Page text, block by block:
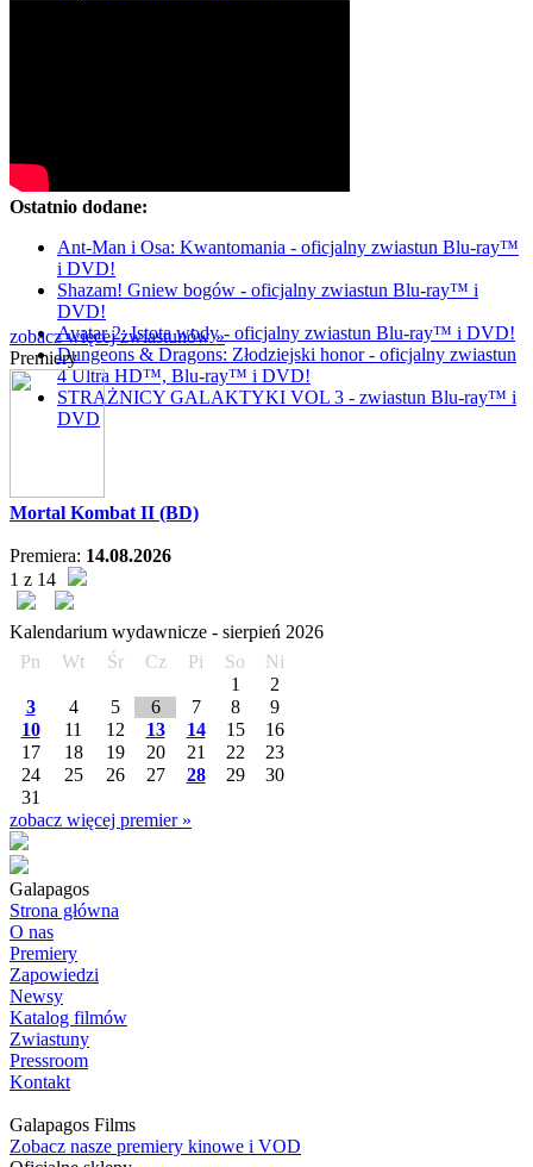
Ostatnio dodane:
Ant-Man i Osa: Kwantomania - oficjalny zwiastun Blu-ray™
i DVD!
Shazam! Gniew bogów - oficjalny zwiastun Blu-ray™ i
DVD!
Avatar 2: Istota wody - oficjalny zwiastun Blu-ray™ i DVD!
Dungeons & Dragons: Złodziejski honor - oficjalny zwiastun
4 Ultra HD™, Blu-ray™ i DVD!
STRAŻNICY GALAKTYKI VOL 3 - zwiastun Blu-ray™ i
DVD
zobacz więcej zwiastunów »
Premiery
Mortal Kombat II (BD)
Premiera: 14.08.2026
1 z 14
Kalendarium wydawnicze - sierpień 2026
Pn
Wt Śr Cz Pi So
Ni
1
2
3
4 5 6 7 8
9
10
11 12 13 14 15
16
17
18 19 20 21 22
23
24
25 26 27 28 29
30
31
zobacz więcej premier »
Galapagos
Strona główna
O nas
Premiery
Zapowiedzi
Newsy
Katalog filmów
Zwiastuny
Pressroom
Kontakt
Galapagos Films
Zobacz nasze premiery kinowe i VOD